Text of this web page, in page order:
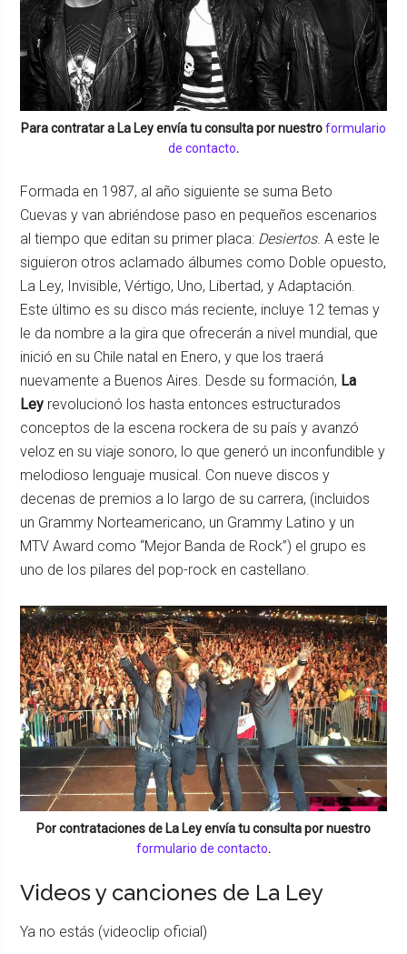
Para contratar a La Leyenvía tu consulta por nuestroformulario
de contacto.
Formada en 1987, al año siguiente se suma Beto
Cuevas y van abriéndose paso en pequeños escenarios
al tiempo que editan su primer placa: Desiertos. A este le
siguieron otros aclamado álbumes como Doble opuesto,
La Ley, Invisible, Vértigo, Uno, Libertad, y Adaptación.
Este último es su disco más reciente, incluye 12 temas y
le da nombre a la gira que ofrecerán a nivel mundial, que
inició en su Chile natal en Enero, y que los traerá
nuevamente a Buenos Aires. Desde su formación, La
Ley revolucionó los hasta entonces estructurados
conceptos de la escena rockera de su país y avanzó
veloz en su viaje sonoro, lo que generó un inconfundible y
melodioso lenguaje musical. Con nueve discos y
decenas de premios a lo largo de su carrera, (incluidos
un Grammy Norteamericano, un Grammy Latino y un
MTV Award como “Mejor Banda de Rock”) el grupo es
uno de los pilares del pop-rock en castellano.
Por contrataciones de La Leyenvía tu consulta por nuestro
formulario de contacto.
Videos y canciones de La Ley
Ya no estás (videoclip oficial)